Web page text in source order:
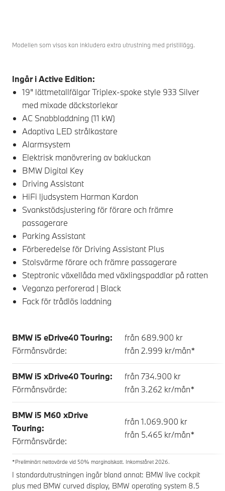
Modellen som visas kan inkludera extra utrustning med pristillägg.
Ingår i Active Edition:
19" lättmetallfälgar Triplex-spoke style 933 Silver
med mixade däckstorlekar
AC Snabbladdning (11 kW)
Adaptiva LED strålkastare
Alarmsystem
Elektrisk manövrering av bakluckan
BMW Digital Key
Driving Assistant
HiFi ljudsystem Harman Kardon
Svankstödsjustering för förare och främre
passagerare
Parking Assistant
Förberedelse för Driving Assistant Plus
Stolsvärme förare och främre passagerare
Steptronic växellåda med växlingspaddlar på ratten
Veganza perforerad | Black
Fack för trådlös laddning
BMW i5 eDrive40 Touring:
Förmånsvärde:
från 689.900 kr
från 2.999 kr/mån*
BMW i5 xDrive40 Touring:
Förmånsvärde:
från 734.900 kr
från 3.262 kr/mån*
BMW i5 M60 xDrive
Touring:
Förmånsvärde:
från 1.069.900 kr
från 5.465 kr/mån*
*Preliminärt nettovärde vid 50% marginalskatt. Inkomståret 2026.
I standardutrustningen ingår bland annat: BMW live cockpit
plus med BMW curved display, BMW operating system 8.5